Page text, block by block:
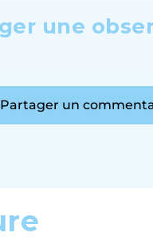
une
Partager un